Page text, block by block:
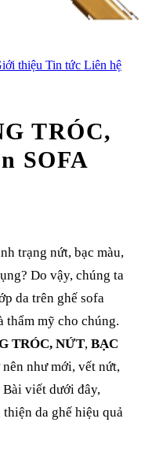
thiệu Tin tức Liên hệ
TRÓC,
SOFA
trạng nứt, bạc màu,
Do vậy, chúng ta
da trên ghế sofa
thẩm mỹ cho chúng.
TRÓC, NỨT, BẠC
như mới, vết nứt,
viết dưới đây,
da ghế hiệu quả